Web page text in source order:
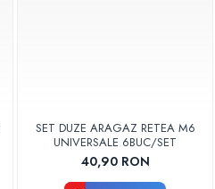
SET DUZE ARAGAZ RETEA M6
UNIVERSALE 6BUC/SET
40,90 RON